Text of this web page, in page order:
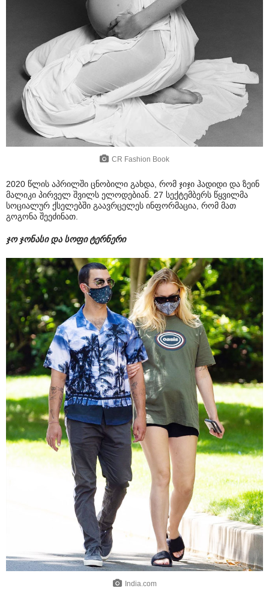
CR Fashion Book
2020 წლის აპრილში ცნობილი გახდა, რომ ჯიჯი ჰადიდი და ზეინ
მალიკი პირველ შვილს ელოდებიან. 27 სექტემბერს წყვილმა
სოციალურ ქსელებში გაავრცელეს ინფორმაცია, რომ მათ
გოგონა შეეძინათ.
ჯო ჯონასი და სოფი ტერნერი
India.com